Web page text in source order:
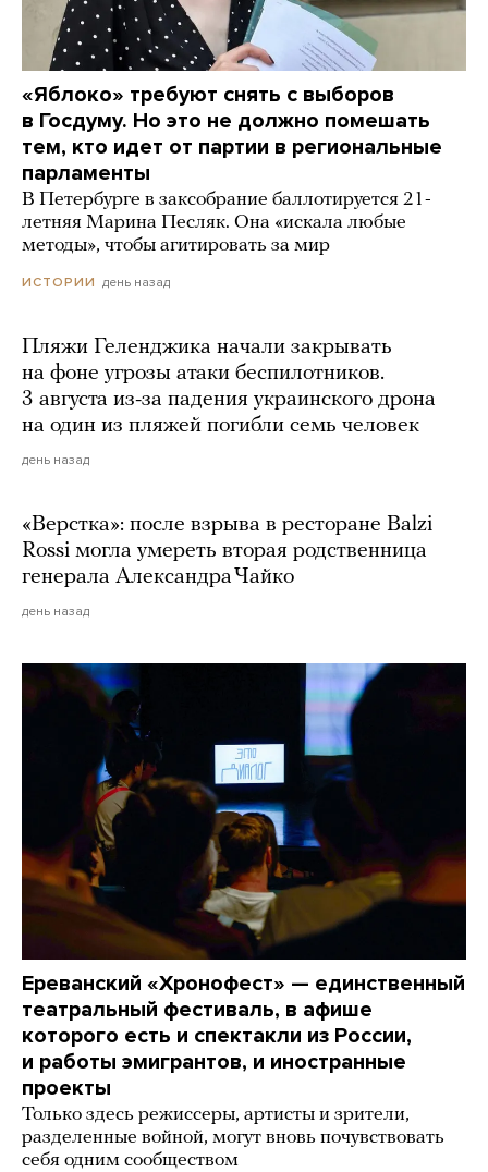
«Яблоко» требуют снять с выборов
в Госдуму. Но это не должно помешать
тем, кто идет от партии в региональные
парламенты
В Петербурге в заксобрание баллотируется 21-
летняя Марина Песляк. Она «искала любые
методы», чтобы агитировать за мир
ИСТОРИИ день назад
Пляжи Геленджика начали закрывать
на фоне угрозы атаки беспилотников.
3 августа из-за падения украинского дрона
на один из пляжей погибли семь человек
день назад
«Верстка»: после взрыва в ресторане Balzi
Rossi могла умереть вторая родственница
генерала Александра Чайко
день назад
Ереванский «Хронофест» — единственный
театральный фестиваль, в афише
которого есть и спектакли из России,
и работы эмигрантов, и иностранные
проекты
Только здесь режиссеры, артисты и зрители,
разделенные войной, могут вновь почувствовать
себя одним сообществом